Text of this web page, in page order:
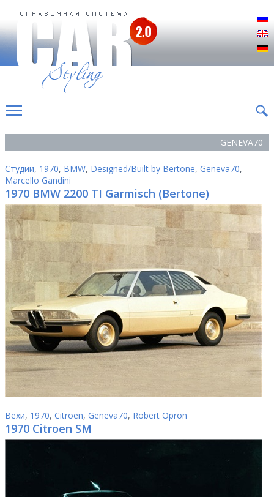
GENEVA70
Студии, 1970, BMW, Designed/Built by Bertone, Geneva70,
Marcello Gandini
1970 BMW 2200 TI Garmisch (Bertone)
Вехи, 1970, Citroen, Geneva70, Robert Opron
1970 Citroen SM